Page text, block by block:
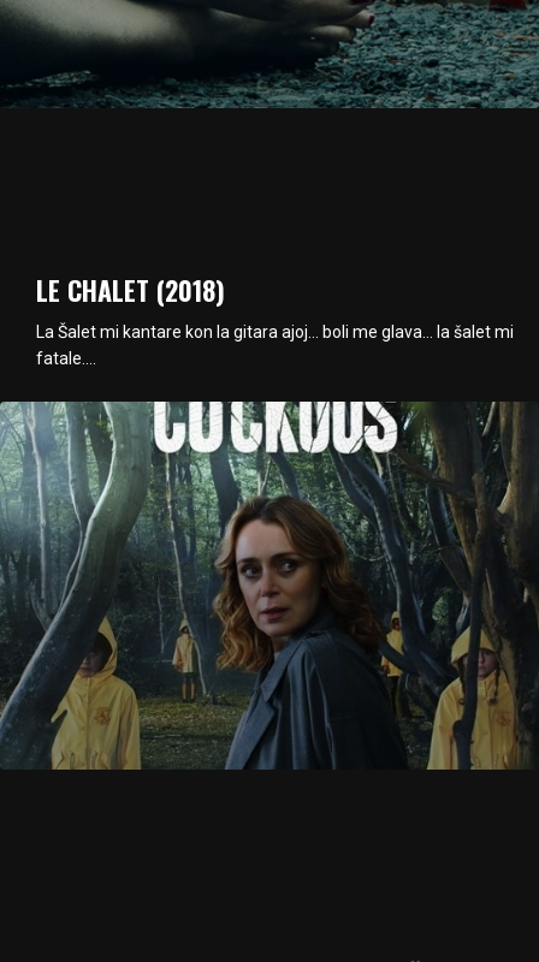
LE CHALET (2018)
La Šalet mi kantare kon la gitara ajoj… boli me glava… la šalet mi
fatale….